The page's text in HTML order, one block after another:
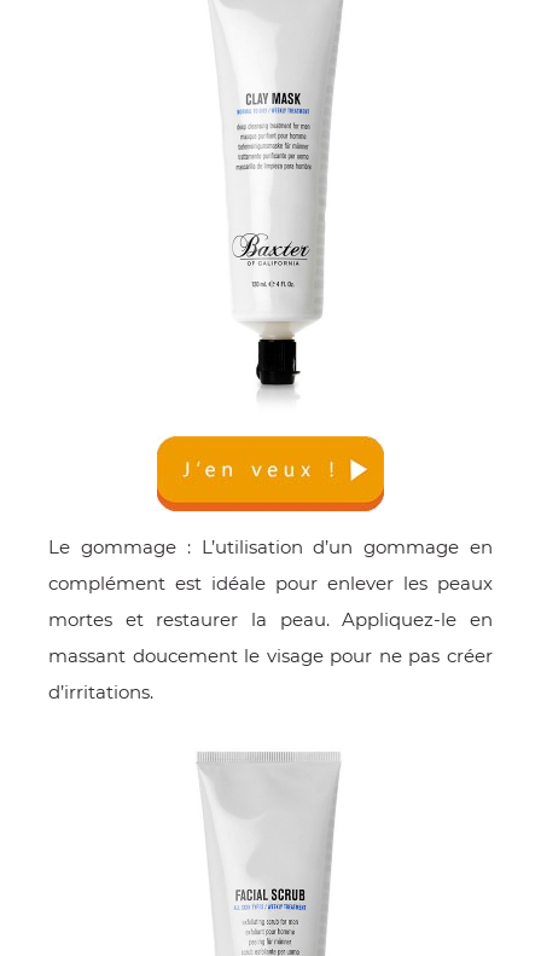
Le gommage : L’utilisation d’un gommage en
complément est idéale pour enlever les peaux
mortes et restaurer la peau. Appliquez-le en
massant doucement le visage pour ne pas créer
d’irritations.